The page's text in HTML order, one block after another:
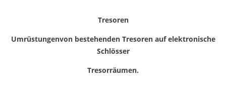
Tresoren
Umrüstungenvon bestehenden Tresoren auf elektronische
Schlösser
Tresorräumen.